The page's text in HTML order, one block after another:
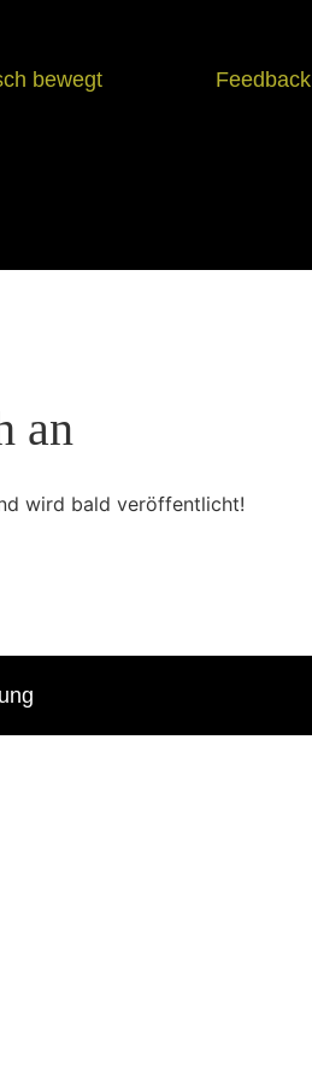
bewegt Feedback
an
wird bald veröffentlicht!